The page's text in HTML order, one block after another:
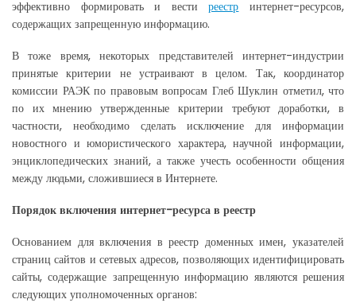
эффективно формировать и вестиреестр интернет-ресурсов,
содержащих запрещенную информацию.
В тоже время, некоторых представителей интернет-индустрии
принятые критерии не устраивают в целом. Так, координатор
комиссии РАЭК по правовым вопросам Глеб Шуклин отметил, что
по их мнению утвержденные критерии требуют доработки, в
частности, необходимо сделать исключение для информации
новостного и юмористического характера, научной информации,
энциклопедических знаний, а также учесть особенности общения
между людьми, сложившиеся в Интернете.
Порядок включения интернет-ресурса в реестр
Основанием для включения в реестр доменных имен, указателей
страниц сайтов и сетевых адресов, позволяющих идентифицировать
сайты, содержащие запрещенную информацию являются решения
следующих уполномоченных органов: